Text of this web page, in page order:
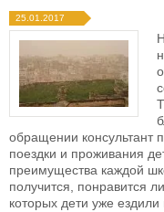
25.01.2017
обращении консультант
поездки и проживания
преимущества каждой
получится, понравится
которых дети уже ездили